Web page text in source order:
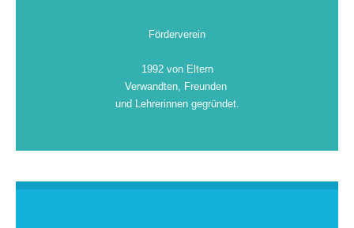
Förderverein
1992 von Eltern
Verwandten, Freunden
und Lehrerinnen gegründet.